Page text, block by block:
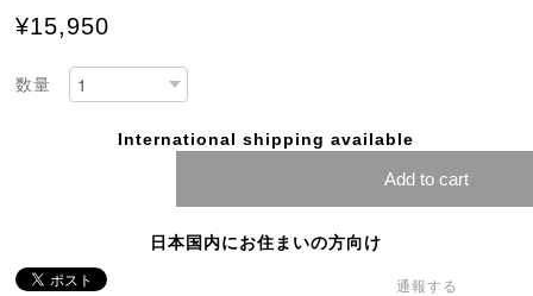
¥15,950
数量
International shipping available
Add to cart
日本国内にお住まいの方向け
通報する